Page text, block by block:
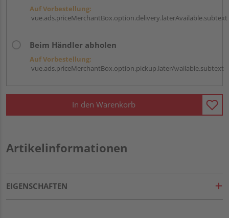
Auf Vorbestellung:
vue.ads.priceMerchantBox.option.delivery.laterAvailable.subtext
Beim Händler abholen
Auf Vorbestellung:
vue.ads.priceMerchantBox.option.pickup.laterAvailable.subtext
In den Warenkorb
Artikelinformationen
EIGENSCHAFTEN